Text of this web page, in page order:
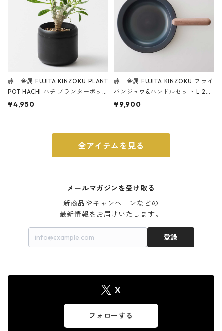
藤田金属 FUJITA KINZOKU PLANT
POT HACHI ハチ プランターポッ
ト 3号 ブラック
¥4,950
藤田金属 FUJITA KINZOKU フライ
パンジュウ&ハンドルセット L 24c
m ガス火・IH対応 鉄フライパン
¥9,900
全アイテムを見る
メールマガジンを受け取る
新商品やキャンペーンなどの
最新情報をお届けいたします。
登録
X
フォローする